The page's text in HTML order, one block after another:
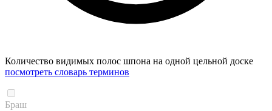
Количество видимых полос шпона на одной цельной доске
посмотреть словарь терминов
Браш